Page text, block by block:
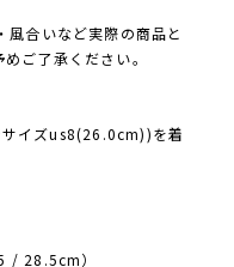
合いなど実際の商品と
ご了承ください。
イズus8(26.0cm))を着
/ 28.5cm）